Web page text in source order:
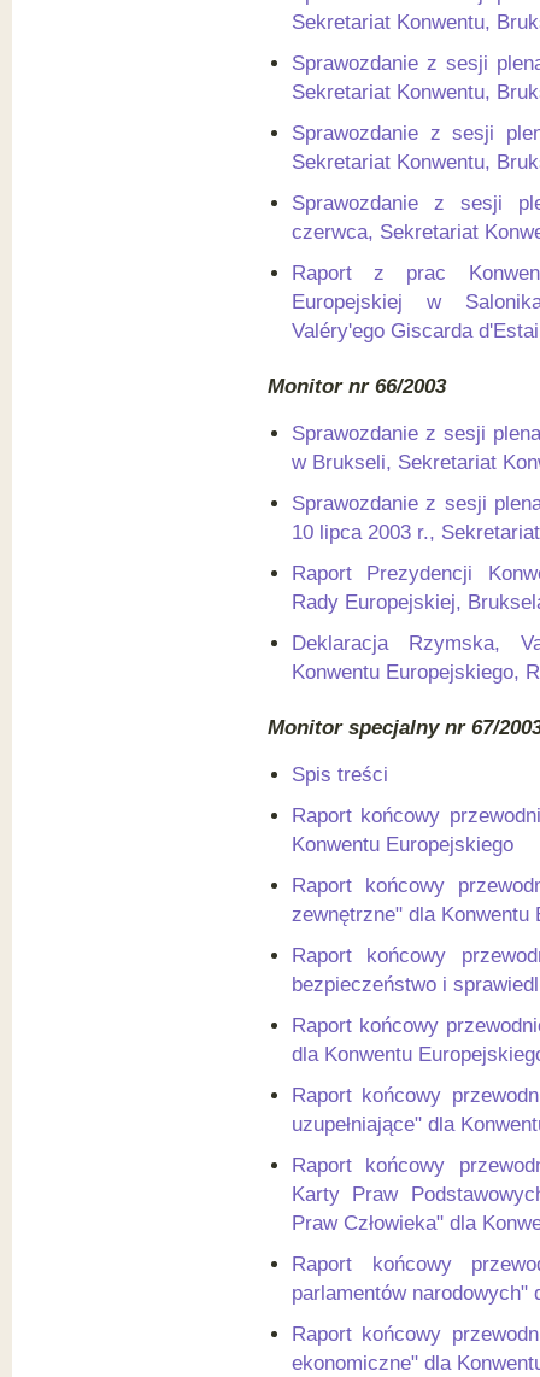
Sekretariat Konwentu,
Sprawozdanie z sesji
Sekretariat Konwentu,
Sprawozdanie z sesji
Sekretariat Konwentu,
Sprawozdanie z sesji
czerwca, Sekretariat
Raport z prac
Europejskiej w
Valéry'ego Giscarda
Monitor nr 66/2003
Sprawozdanie z sesji
w Brukseli, Sekretariat
Sprawozdanie z sesji
10 lipca 2003 r.,
Raport Prezydencji
Rady Europejskiej,
Deklaracja Rzymska,
Konwentu Europejskiego,
Monitor specjalny nr 67/
Spis treści
Raport końcowy
Konwentu Europejskiego
Raport końcowy
zewnętrzne" dla Konwentu
Raport końcowy
bezpieczeństwo i
Raport końcowy
dla Konwentu
Raport końcowy
uzupełniające" dla
Raport końcowy
Karty Praw
Praw Człowieka" dla
Raport końcowy
parlamentów narodowych"
Raport końcowy
ekonomiczne" dla